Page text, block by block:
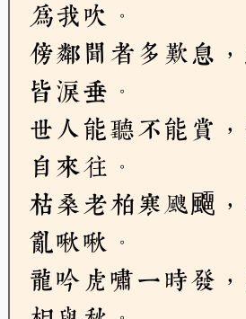
為我吹。
傍鄰聞者多歎息
皆淚垂。
世人能聽不能賞
自來往。
枯桑老柏寒颼飅
亂啾啾。
龍吟虎嘯一時發